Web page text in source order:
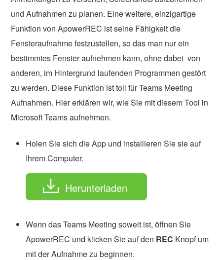
und Aufnahmen zu planen. Eine weitere, einzigartige
Funktion von ApowerREC ist seine Fähigkeit die
Fensteraufnahme festzustellen, so das man nur ein
bestimmtes Fenster aufnehmen kann, ohne dabei von
anderen, im Hintergrund laufenden Programmen gestört
zu werden. Diese Funktion ist toll für Teams Meeting
Aufnahmen. Hier erklären wir, wie Sie mit diesem Tool in
Microsoft Teams aufnehmen.
Holen Sie sich die App und installieren Sie sie auf
Ihrem Computer.
Herunterladen
Wenn das Teams Meeting soweit ist, öffnen Sie
ApowerREC und klicken Sie auf den REC Knopf um
mit der Aufnahme zu beginnen.